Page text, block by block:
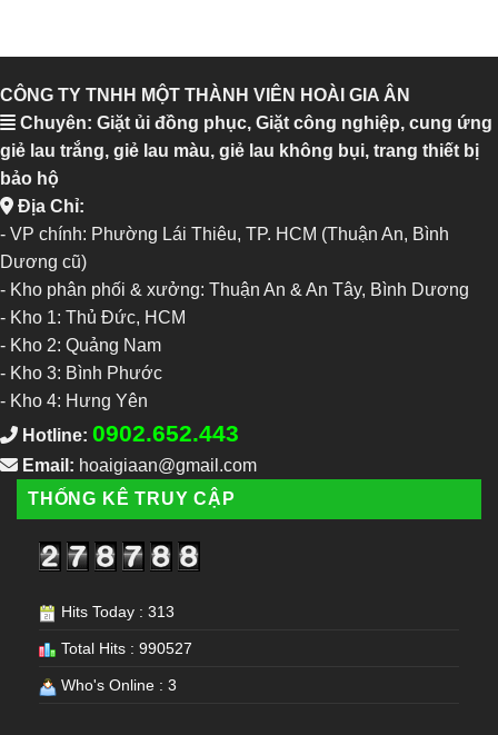
CÔNG TY TNHH MỘT THÀNH VIÊN HOÀI GIA ÂN
Chuyên: Giặt ủi đồng phục, Giặt công nghiệp, cung ứng
giẻ lau trắng, giẻ lau màu, giẻ lau không bụi, trang thiết bị
bảo hộ
Địa Chỉ:
- VP chính: Phường Lái Thiêu, TP. HCM (Thuận An, Bình
Dương cũ)
- Kho phân phối & xưởng: Thuận An & An Tây, Bình Dương
- Kho 1: Thủ Đức, HCM
- Kho 2: Quảng Nam
- Kho 3: Bình Phước
- Kho 4: Hưng Yên
Hotline: 0902.652.443
Email: hoaigiaan@gmail.com
THỐNG KÊ TRUY CẬP
Hits Today : 313
Total Hits : 990527
Who's Online : 3